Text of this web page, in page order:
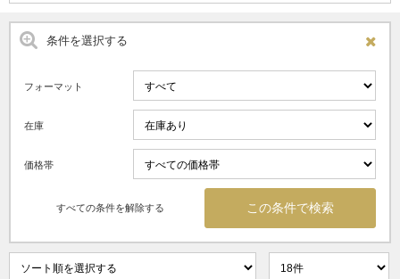
条件を選択する
フォーマット
在庫
価格帯
すべての条件を解除する